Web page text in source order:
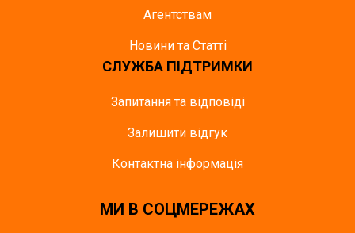
Агентствам
Новини та Статті
СЛУЖБА ПІДТРИМКИ
Запитання та відповіді
Залишити відгук
Контактна інформація
МИ В СОЦМЕРЕЖАХ